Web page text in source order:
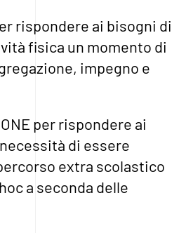
rispondere ai bisogni di
fisica un momento di
impegno e
per rispondere ai
di essere
extra scolastico
a seconda delle